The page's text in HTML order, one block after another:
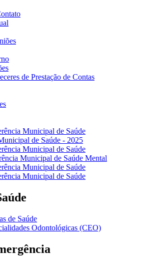
de Prestação de Contas
Municipal de Saúde
de Saúde - 2025
Municipal de Saúde
Municipal de Saúde Mental
Municipal de Saúde
Municipal de Saúde
de Saúde
Odontológicas (CEO)